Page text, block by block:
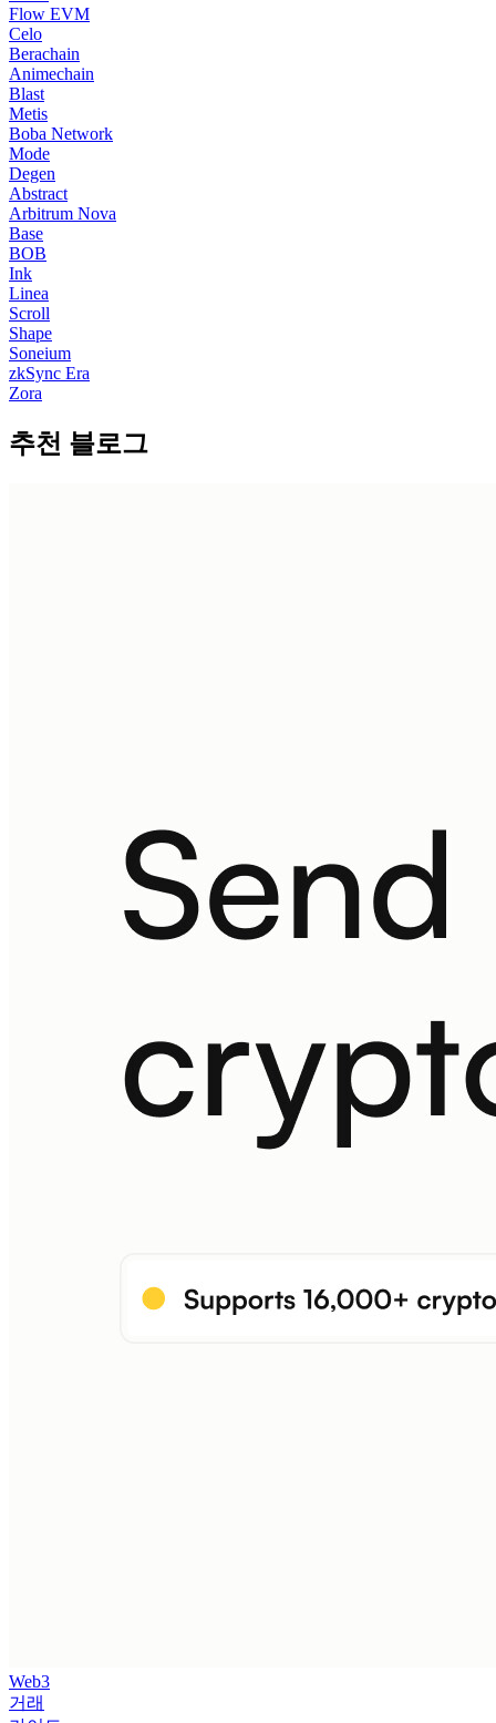
Flow EVM
Celo
Berachain
Animechain
Blast
Metis
Boba Network
Mode
Degen
Abstract
Arbitrum Nova
Base
BOB
Ink
Linea
Scroll
Shape
Soneium
zkSync Era
Zora
추천 블로그
Web3
거래